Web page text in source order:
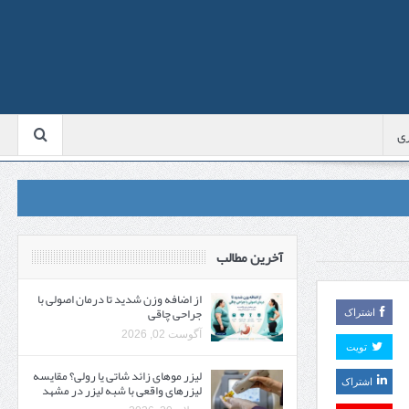
اشتراک
تویت
اشتراک
آخرین مطالب
از اضافه وزن شدید تا درمان اصولی با
جراحی چاقی
آگوست 02, 2026
لیزر موهای زائد شاتی یا رولی؟ مقایسه
لیزرهای واقعی با شبه‌ لیزر در مشهد